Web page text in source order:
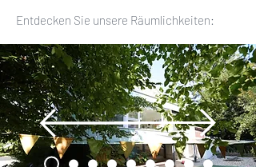
Entdecken Sie unsere Räumlichkeiten: